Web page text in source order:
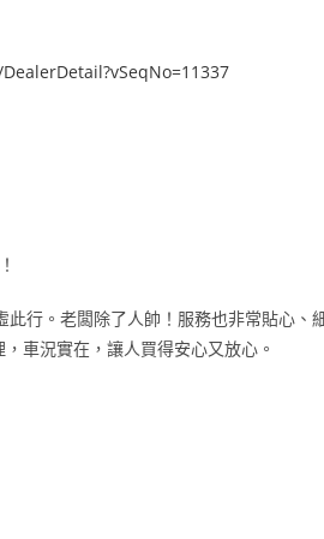
行。老闆除了人帥！服務也非常貼心、
車況實在，讓人買得安心又放心。